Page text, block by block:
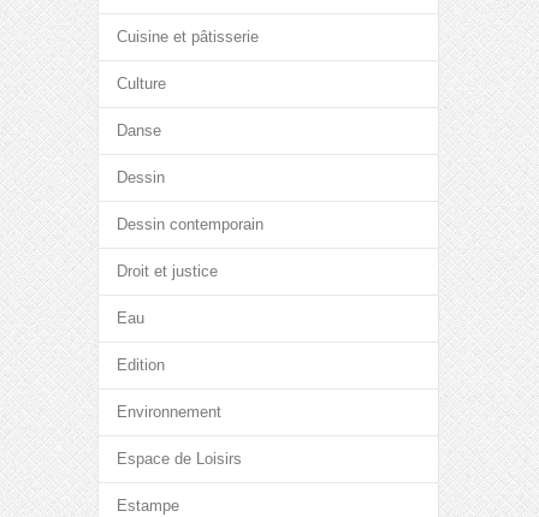
Cuisine et pâtisserie
Culture
Danse
Dessin
Dessin contemporain
Droit et justice
Eau
Edition
Environnement
Espace de Loisirs
Estampe